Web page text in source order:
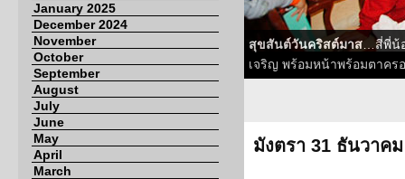
January 2025
December 2024
November
October
September
August
July
June
May
April
March
สุขสันต์วันคริสต์มาส …สี่พี่น้
เจริญ พร้อมหน้าพร้อมตาคร
มังตรา 31 ธันวาค